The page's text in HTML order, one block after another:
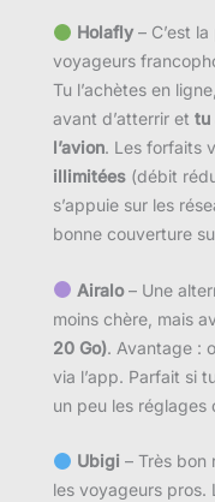
Holafly– C’est
voyageurs
Tu l’achètes en
avant d’atterrir et tu
l’avion. Les forfaits
illimitées (débit
s’appuie sur les
bonne couverture
Airalo– Une
moins chère, mais
20 Go). Avantage :
via l’app. Parfait si
un peu les réglages
Ubigi – Très bon
les voyageurs pros.